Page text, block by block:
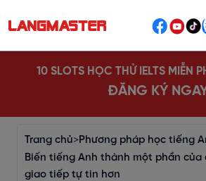
10 SLOTS HỌC THỬ IELTS MIỄN
ĐĂNG KÝ
Trang chủ>Phương pháp học tiếng
Biến tiếng Anh thành một phần của
giao tiếp tự tin hơn